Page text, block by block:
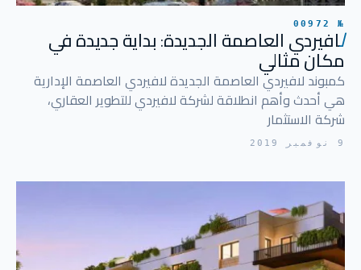
№ 00972
لافيردي العاصمة الجديدة: بداية جديدة في
مكان مثالي
كمبوند لافيردي العاصمة الجديدة لافيردي العاصمة الإدارية
هي أحدث وأهم انطلاقة لشركة لافيردي للتطوير العقاري،
شركة الاستثمار
9 نوفمبر 2019